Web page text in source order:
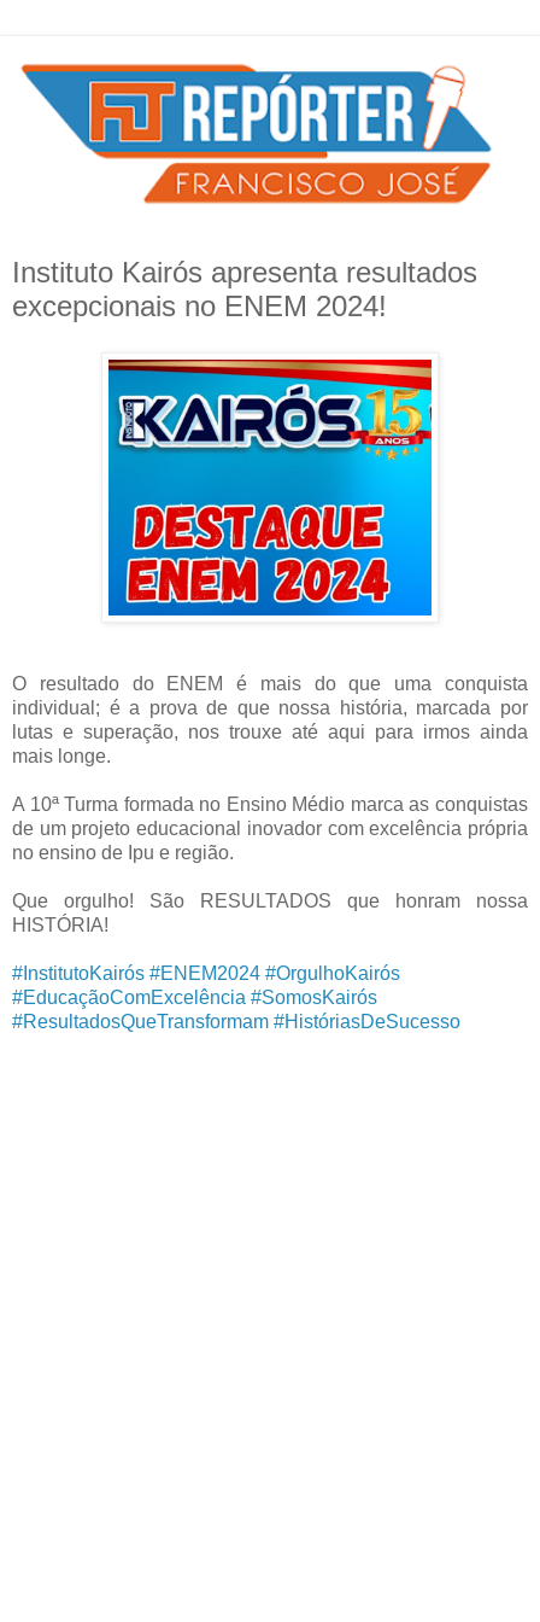
Instituto Kairós apresenta resultados
excepcionais no ENEM 2024!
O resultado do ENEM é mais do que uma conquista
individual; é a prova de que nossa história, marcada por
lutas e superação, nos trouxe até aqui para irmos ainda
mais longe.
A 10ª Turma formada no Ensino Médio marca as conquistas
de um projeto educacional inovador com excelência própria
no ensino de Ipu e região.
Que orgulho! São RESULTADOS que honram nossa
HISTÓRIA!
#InstitutoKairós #ENEM2024 #OrgulhoKairós
#EducaçãoComExcelência #SomosKairós
#ResultadosQueTransformam #HistóriasDeSucesso